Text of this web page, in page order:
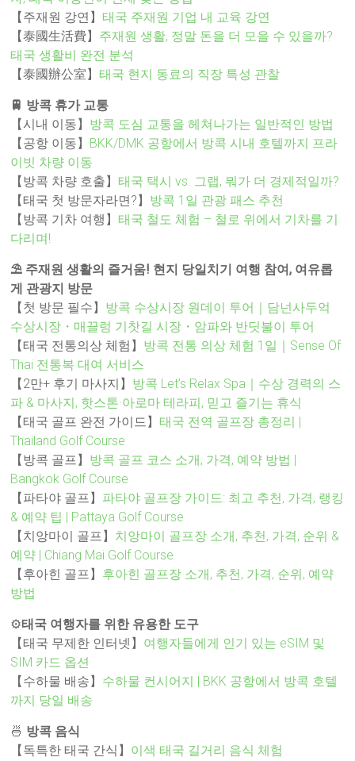
【주재원 강연】태국 주재원 기업 내 교육 강연
【泰國生活費】 주재원 생활, 정말 돈을 더 모을 수 있을까?
태국 생활비 완전 분석
【泰國辦公室】태국 현지 동료의 직장 특성 관찰
🚆 방콕 휴가 교통
【시내 이동】 방콕 도심 교통을 헤쳐나가는 일반적인 방법
【공항 이동】 BKK/DMK 공항에서 방콕 시내 호텔까지 프라
이빗 차량 이동
【방콕 차량 호출】태국 택시 vs. 그랩, 뭐가 더 경제적일까?
【태국 첫 방문자라면?】 방콕 1일 관광 패스 추천
【방콕 기차 여행】태국 철도 체험 – 철로 위에서 기차를 기
다리며!
⛱️ 주재원 생활의 즐거움! 현지 당일치기 여행 참여, 여유롭
게 관광지 방문
【첫 방문 필수】 방콕 수상시장 원데이 투어｜담넌사두억
수상시장・매끌렁 기찻길 시장・암파와 반딧불이 투어
【태국 전통의상 체험】 방콕 전통 의상 체험 1일｜Sense Of
Thai 전통복 대여 서비스
【2만+ 후기 마사지】 방콕 Let’s Relax Spa｜수상 경력의 스
파 & 마사지, 핫스톤·아로마 테라피, 믿고 즐기는 휴식
【태국 골프 완전 가이드】태국 전역 골프장 총정리 |
Thailand Golf Course
【방콕 골프】 방콕 골프 코스 소개, 가격, 예약 방법 |
Bangkok Golf Course
【파타야 골프】 파타야 골프장 가이드: 최고 추천, 가격, 랭킹
& 예약 팁 | Pattaya Golf Course
【치앙마이 골프】 치앙마이 골프장 소개, 추천, 가격, 순위 &
예약 | Chiang Mai Golf Course
【후아힌 골프】 후아힌 골프장 소개, 추천, 가격, 순위, 예약
방법
⚙️태국 여행자를 위한 유용한 도구
【태국 무제한 인터넷】 여행자들에게 인기 있는 eSIM 및
SIM 카드 옵션
【수하물 배송】 수하물 컨시어지 | BKK 공항에서 방콕 호텔
까지 당일 배송
🍜 방콕 음식
【독특한 태국 간식】 이색 태국 길거리 음식 체험